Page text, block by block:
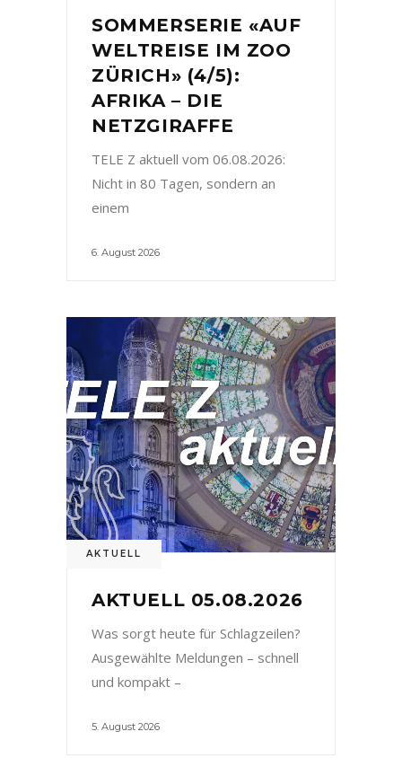
SOMMERSERIE «AUF
WELTREISE IM ZOO
ZÜRICH» (4/5):
AFRIKA – DIE
NETZGIRAFFE
TELE Z aktuell vom 06.08.2026:
Nicht in 80 Tagen, sondern an
einem
6. August 2026
AKTUELL
AKTUELL 05.08.2026
Was sorgt heute für Schlagzeilen?
Ausgewählte Meldungen – schnell
und kompakt –
5. August 2026